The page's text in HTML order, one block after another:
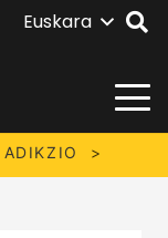
Euskara
ADIKZIO